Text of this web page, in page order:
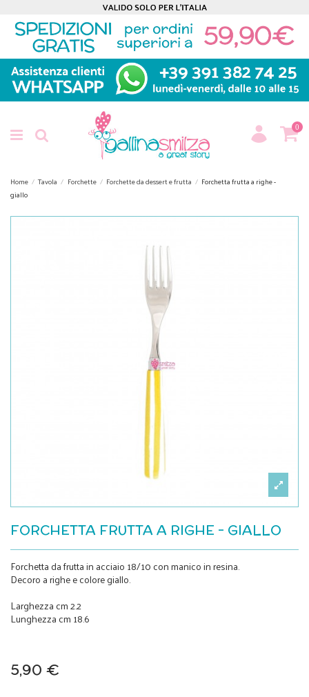
0
Home Tavola Forchette Forchette da dessert e frutta
Forchetta frutta a righe -
giallo
FORCHETTA FRUTTA A RIGHE - GIALLO
Forchetta da frutta in acciaio 18/10 con manico in resina.
Decoro a righe e colore giallo.
Larghezza cm 2.2
Lunghezza cm 18.6
5,90 €